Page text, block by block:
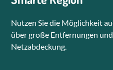
Nutzen Sie die Möglichkeit
über große Entfernungen
Netzabdeckung.